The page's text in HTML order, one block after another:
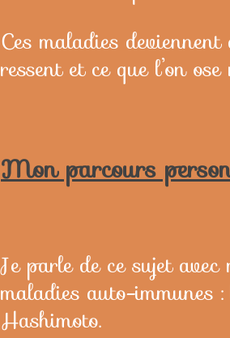
Ces maladies
ressent et ce que l’on
Mon parcours
Je parle de ce sujet
maladies auto-
Hashimoto.